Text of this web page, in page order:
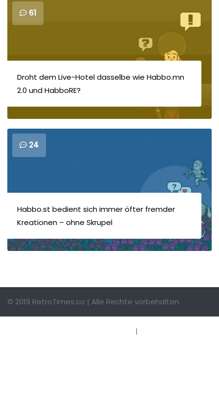
61
Droht dem Live-Hotel dasselbe wie Habbo.mn
2.0 und HabboRE?
24
Habbo.st bedient sich immer öfter fremder
Kreationen – ohne Skrupel
© 2019 RetroTimes.co | Alle Rechte vorbehalten.
|